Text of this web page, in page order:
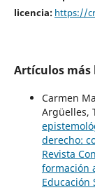
licencia: https://
Artículos
Carmen
Argüelles,
derecho:
Revista
formación
Educación